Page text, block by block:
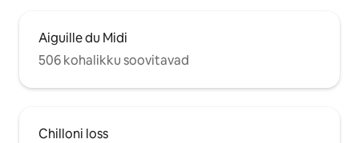
Aiguille du Midi
506 kohalikku soovitavad
Chilloni loss